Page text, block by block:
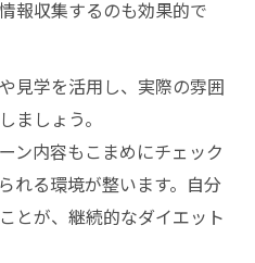
報収集するのも効果的で
見学を活用し、実際の雰囲
ましょう。
ン内容もこまめにチェック
れる環境が整います。自分
とが、継続的なダイエット